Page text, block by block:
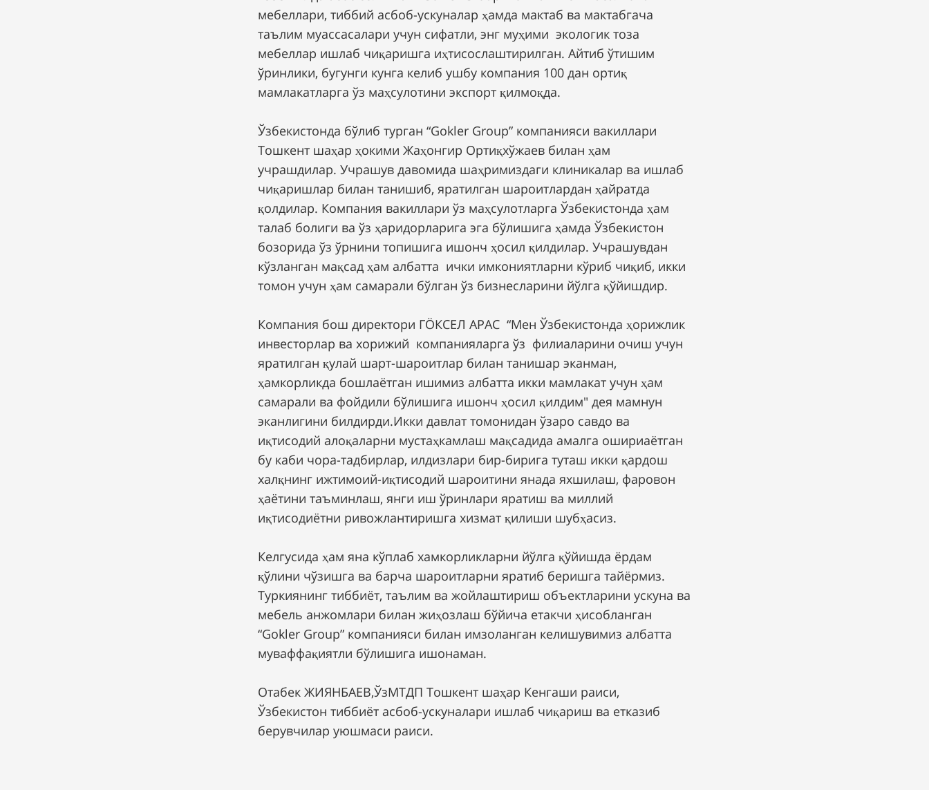
мебеллари, тиббий асбоб-ускуналар ҳамда мактаб ва мактабгача
таълим муассасалари учун сифатли, энг муҳими экологик тоза
мебеллар ишлаб чиқаришга иҳтисослаштирилган. Айтиб ўтишим
ўринлики, бугунги кунга келиб ушбу компания 100 дан ортиқ
мамлакатларга ўз маҳсулотини экспорт қилмоқда.
Ўзбекистонда бўлиб турган “Gokler Group” компанияси вакиллари
Тошкент шаҳар ҳокими Жаҳонгир Ортиқхўжаев билан ҳам
учрашдилар. Учрашув давомида шаҳримиздаги клиникалар ва ишлаб
чиқаришлар билан танишиб, яратилган шароитлардан ҳайратда
қолдилар. Компания вакиллари ўз маҳсулотларга Ўзбекистонда ҳам
талаб болиги ва ўз ҳаридорларига эга бўлишига ҳамда Ўзбекистон
бозорида ўз ўрнини топишига ишонч ҳосил қилдилар. Учрашувдан
кўзланган мақсад ҳам албатта ички имкониятларни кўриб чиқиб, икки
томон учун ҳам самарали бўлган ўз бизнесларини йўлга қўйишдир.
Компания бош директори ГÖКСЕЛ АРАС “Мен Ўзбекистонда ҳорижлик
инвесторлар ва хорижий компанияларга ўз филиаларини очиш учун
яратилган қулай шарт-шароитлар билан танишар эканман,
ҳамкорликда бошлаётган ишимиз албатта икки мамлакат учун ҳам
самарали ва фойдили бўлишига ишонч ҳосил қилдим" дея мамнун
эканлигини билдирди.Икки давлат томонидан ўзаро савдо ва
иқтисодий алоқаларни мустаҳкамлаш мақсадида амалга ошириаётган
бу каби чора-тадбирлар, илдизлари бир-бирига туташ икки қардош
халқнинг ижтимоий-иқтисодий шароитини янада яхшилаш, фаровон
ҳаётини таъминлаш, янги иш ўринлари яратиш ва миллий
иқтисодиётни ривожлантиришга хизмат қилиши шубҳасиз.
Келгусида ҳам яна кўплаб хамкорликларни йўлга қўйишда ёрдам
қўлини чўзишга ва барча шароитларни яратиб беришга тайёрмиз.
Туркиянинг тиббиёт, таълим ва жойлаштириш объектларини ускуна ва
мебель анжомлари билан жиҳозлаш бўйича етакчи ҳисобланган
“Gokler Group” компанияси билан имзоланган келишувимиз албатта
муваффақиятли бўлишига ишонаман.
Отабек ЖИЯНБАЕВ,ЎзМТДП Тошкент шаҳар Кенгаши раиси,
Ўзбекистон тиббиёт асбоб-ускуналари ишлаб чиқариш ва етказиб
берувчилар уюшмаси раиси.